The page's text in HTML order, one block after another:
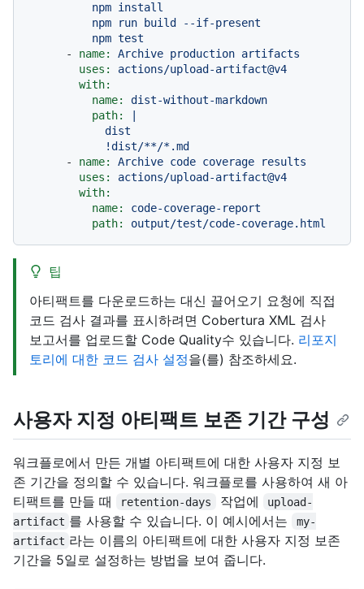
-
name: Archive production artifacts
uses:
actions/upload-artifact@v4
with:
name:
dist-without-markdown
path:
-
name: Archive code coverage
results
uses:
actions/upload-artifact@v4
with:
name:
code-coverage-report
path:
output/test/code-coverage.html
팁
아티팩트를 다운로드하는 대신 끌어오기 요청에 직접
코드 검사 결과를 표시하려면 Cobertura XML 검사
보고서를 업로드할 Code Quality수 있습니다. 리포지
토리에 대한 코드 검사 설정을(를) 참조하세요.
사용자 지정 아티팩트 보존 기간 구성
워크플로에서 만든 개별 아티팩트에 대한 사용자 지정 보
존 기간을 정의할 수 있습니다. 워크플로를 사용하여 새 아
티팩트를 만들 때
retention-days 작업에
upload-
artifact 를 사용할 수 있습니다. 이 예시에서는
my-
artifact 라는 이름의 아티팩트에 대한 사용자 지정 보존
기간을 5일로 설정하는 방법을 보여 줍니다.